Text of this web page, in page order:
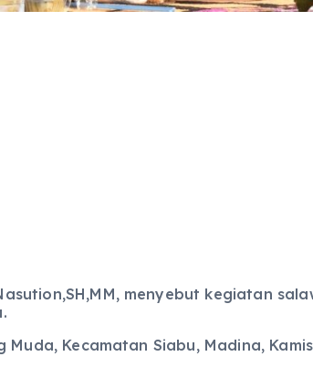
menyebut kegiatan
Kecamatan Siabu, Madina,